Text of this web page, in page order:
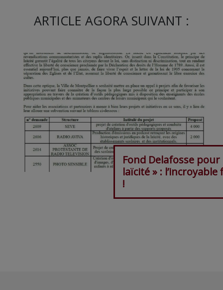
ARTICLE AGORA SUIVANT :
Fond Delafosse pour
laïcité » : l’incroyable
!